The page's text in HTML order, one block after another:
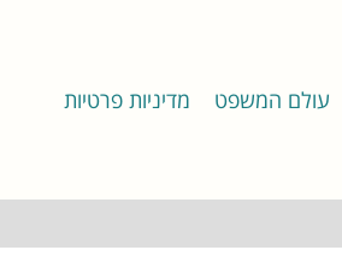
עולם המשפט מדיניות פרטיות